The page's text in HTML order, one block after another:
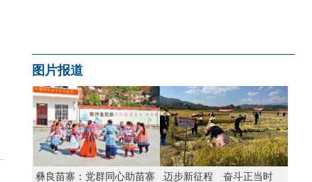
图片报道
彝良苗寨：党群同心助苗寨
迈步新征程 奋斗正当时